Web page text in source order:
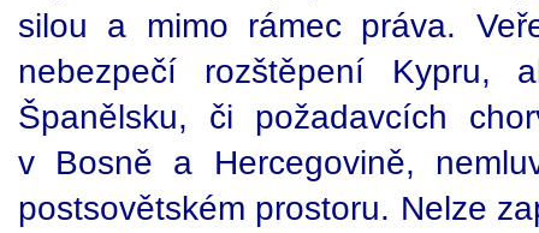
silou a mimo rámec práva.
nebezpečí rozštěpení
Španělsku, či požadavcích
v Bosně a Hercegovině,
postsovětském prostoru. Nelze